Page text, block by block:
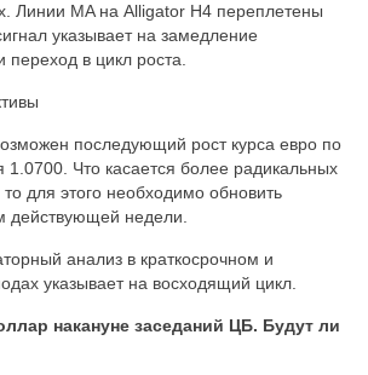
Линии MA на Alligator H4 переплетены
указывает на замедление
в цикл роста.
последующий рост курса евро по
Что касается более радикальных
для этого необходимо обновить
действующей недели.
анализ в краткосрочном и
указывает на восходящий цикл.
накануне заседаний ЦБ. Будут ли